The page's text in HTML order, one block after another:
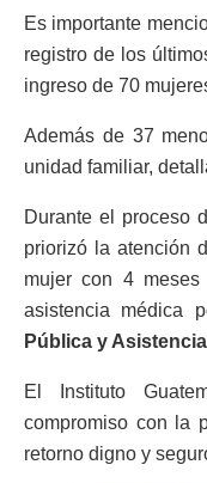
Es importante
registro de los
ingreso de 70
Además de 37
unidad familiar,
Durante el proceso
priorizó la atención
mujer con 4
asistencia médica
Pública y
El Instituto
compromiso con la
retorno digno y